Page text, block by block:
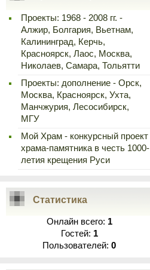
Проекты: 1968 - 2008 гг. -
Алжир, Болгария, Вьетнам,
Калининград, Керчь,
Красноярск, Лаос, Москва,
Николаев, Самара, Тольятти
Проекты: дополнение - Орск,
Москва, Красноярск, Ухта,
Манчжурия, Лесосибирск,
МГУ
Мой Храм - конкурсный проект
храма-памятника в честь 1000-
летия крещения Руси
Статистика
Онлайн всего: 1
Гостей: 1
Пользователей: 0